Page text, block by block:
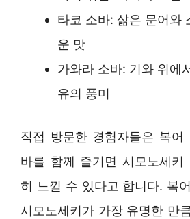
타코 소바: 삶은 문어와
운 맛
가와라 소바: 기와 위에
유의 풍미
직접 방문한 경험자들은 복어
바를 함께 즐기면 시모노세키
히 느낄 수 있다고 합니다. 복
시모노세키가 가장 유명한 만